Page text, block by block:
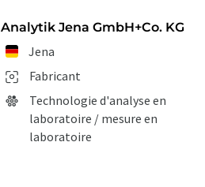
Analytik Jena GmbH+Co. KG
Jena
Fabricant
Technologie d'analyse en
laboratoire / mesure en
laboratoire